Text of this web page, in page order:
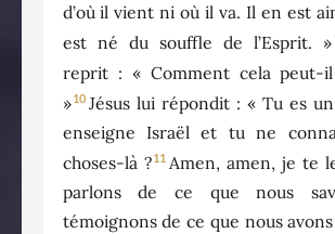
d’où il vient ni où il va. Il en est
est né du souffle de l’Esprit. »
reprit : « Comment cela peut-
»10 Jésus lui répondit : « Tu es
enseigne Israël et tu ne
choses-là ?11 Amen, amen, je te
parlons de ce que nous
témoignons de ce que nous